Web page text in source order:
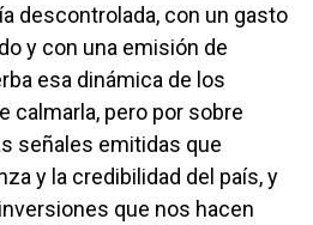
descontrolada, con un gasto
y con una emisión de
esa dinámica de los
calmarla, pero por sobre
señales emitidas que
y la credibilidad del país, y
que nos hacen